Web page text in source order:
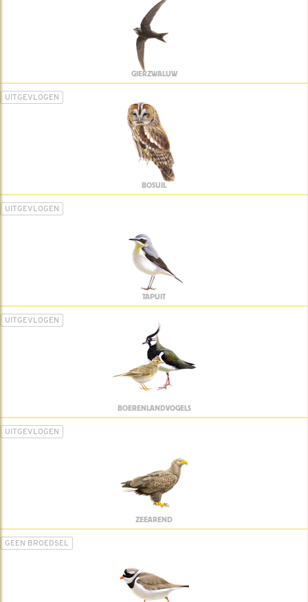
GIERZWALUW
UITGEVLOGEN
BOSUIL
UITGEVLOGEN
TAPUIT
UITGEVLOGEN
BOERENLANDVOGELS
UITGEVLOGEN
ZEEAREND
GEEN BROEDSEL